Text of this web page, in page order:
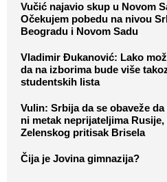
Vučić najavio skup u Novom
Očekujem pobedu na nivou
Beogradu i Novom Sadu
Vladimir Đukanović: Lako
da na izborima bude više
studentskih lista
Vulin: Srbija da se obaveže
ni metak neprijateljima Rusije,
Zelenskog pritisak Brisela
Čija je Jovina gimnazija?